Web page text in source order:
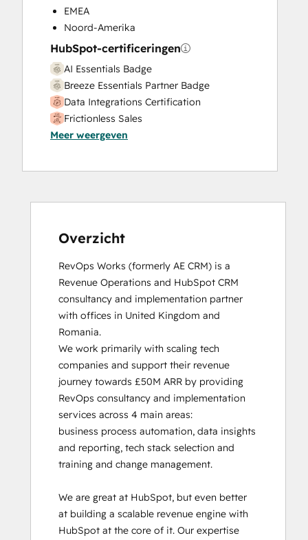
Sales Hub Professional Onboarding
Service Hub Enterprise Onboarding
Service Hub Professional Onboarding
EMEA
Noord-Amerika
HubSpot-certificeringen
AI Essentials Badge
Breeze Essentials Partner Badge
Data Integrations Certification
Frictionless Sales
HubSpot Sales Hub Software
HubSpot Solutions Partner
Inbound Sales
Service Hub Software
Meer weergeven
Overzicht
RevOps Works (formerly AE CRM) is a
Revenue Operations and HubSpot CRM
consultancy and implementation partner
with offices in United Kingdom and
Romania.
We work primarily with scaling tech
companies and support their revenue
journey towards £50M ARR by providing
RevOps consultancy and implementation
services across 4 main areas:
business process automation, data insights
and reporting, tech stack selection and
training and change management.
We are great at HubSpot, but even better
at building a scalable revenue engine with
HubSpot at the core of it. Our expertise